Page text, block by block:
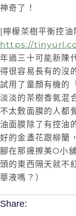
神奇了！
[檸檬茶樹平衡控油
https://
年過三十可能新陳
得很容易長有的沒
試用了童顏有機的
淡淡的茶樹香氣混
不太敷面膜的人都
油面膜除了有控油
好的金盞花跟柳蘭
腳在那邊擦美O小
頭的東西隔天就不
華液嗎？）
Share: